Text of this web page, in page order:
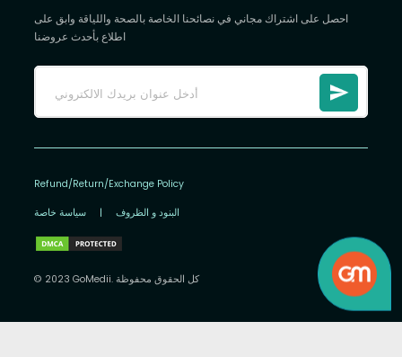
احصل على اشتراك مجاني في نصائحنا الخاصة بالصحة واللياقة وابق على
اطلاع بأحدث عروضنا
Refund/Return/Exchange Policy
سياسة خاصة | البنود و الظروف
© 2023 GoMedii. كل الحقوق محفوظة